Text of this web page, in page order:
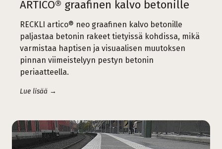
ARTICO® graafinen kalvo betonille
RECKLI artico® neo graafinen kalvo betonille
paljastaa betonin rakeet tietyissä kohdissa, mikä
varmistaa haptisen ja visuaalisen muutoksen
pinnan viimeistelyyn pestyn betonin
periaatteella.
Lue lisää →